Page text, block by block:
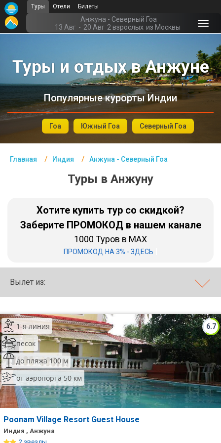
Туры Отели Билеты
Анжуна - Северный Гоа
13 Авг - 20 Авг 2 взрослых из Москвы
Туры и отдых в Анжуне
Популярные курорты Индии
Гоа Южный Гоа Северный Гоа
Главная Индия Анжуна - Северный Гоа
Туры в Анжуну
Хотите купить тур со скидкой?
Заберите ПРОМОКОД в нашем канале
1000 Туров в MAX
ПРОМОКОД НА 3% - ЗДЕСЬ
Вылет из:
6.7
1-я линия
песок
до пляжа 100 м
от аэропорта 50 км
Poonam Village Resort Guest House
Индия , Анжуна
Главная
Офис г. Москва
Подборки отелей
Турция
ОАЭ
Шри Ланка
Хайнань
Северный Гоа
Южный Гоа
Занзибар
Абхазия
Большой Сочи
Кав Мин Воды
Экскурсионные туры